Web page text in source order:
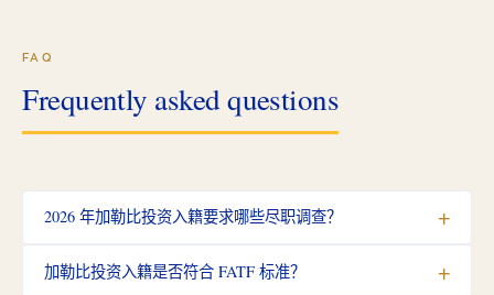
FAQ
Frequently asked questions
2026 年加勒比投资入籍要求哪些尽职调查？
加勒比投资入籍是否符合 FATF 标准？